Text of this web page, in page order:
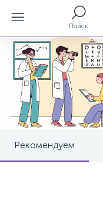
Поиск
Рекомендуем